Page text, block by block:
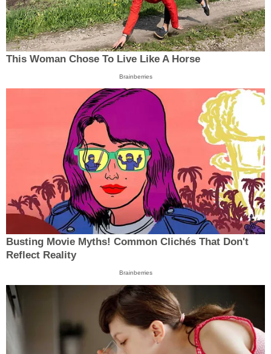
This Woman Chose To Live Like A Horse
Brainberries
Busting Movie Myths! Common Clichés That Don't
Reflect Reality
Brainberries